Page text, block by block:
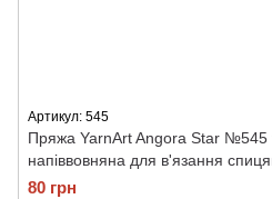
Артикул: 545
Пряжа YarnArt Angora Star №545
напіввовняна для в'язання
80 грн